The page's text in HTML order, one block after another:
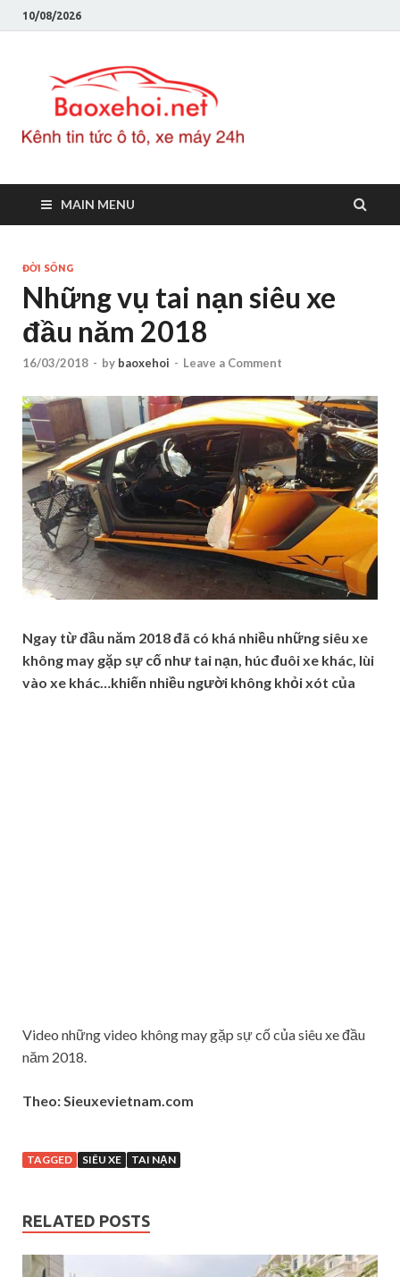
10/08/2026
MAIN MENU
ĐỜI SỐNG
Những vụ tai nạn siêu xe
đầu năm 2018
16/03/2018 - by baoxehoi - Leave a Comment
Ngay từ đầu năm 2018 đã có khá nhiều những siêu xe
không may gặp sự cố như tai nạn, húc đuôi xe khác, lùi
vào xe khác…khiến nhiều người không khỏi xót của
Video những video không may gặp sự cố của siêu xe đầu
năm 2018.
Theo: Sieuxevietnam.com
TAGGED SIÊU XE TAI NẠN
RELATED POSTS